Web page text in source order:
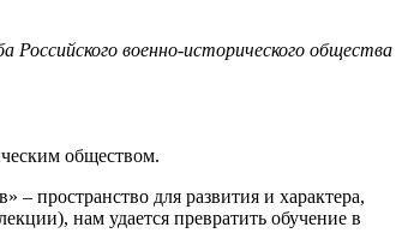
Российского военно-исторического общества
обществом.
пространство для развития и характера,
нам удается превратить обучение в